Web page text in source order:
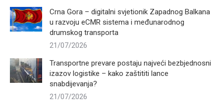
Crna Gora – digitalni svjetionik Zapadnog Balkana
u razvoju eCMR sistema i međunarodnog
drumskog transporta
21/07/2026
Transportne prevare postaju najveći bezbjednosni
izazov logistike – kako zaštititi lance
snabdijevanja?
21/07/2026